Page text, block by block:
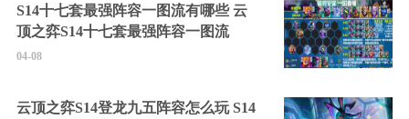
S14十七套最强阵容一图流有哪些 云
顶之弈S14十七套最强阵容一图流
04-08
云顶之弈S14登龙九五阵容怎么玩 S14